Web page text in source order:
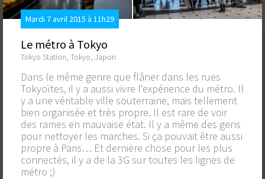
Mardi 7 avril 2015 à 11h29
Le métro à Tokyo
Tokyo Station, Tokyo, Japon
Dans le même genre que flâner dans les rues
Tokyoïtes, il y a aussi vivre l'expérience du métro. Il
y a une véritable ville souterraine, mais tellement
bien organisée et très propre. Il est rare de voir
des rames en mauvaise état. Il y a même des gens
pour nettoyer les marches. Si ça pouvait être aussi
propre à Paris… Et dernière chose pour les plus
connectés, il y a de la 3G sur toutes les lignes de
métro ;)